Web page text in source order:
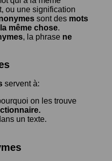
ou une signification
sont des mots
même chose.
, la phrase ne
servent à:
on les trouve
un texte.